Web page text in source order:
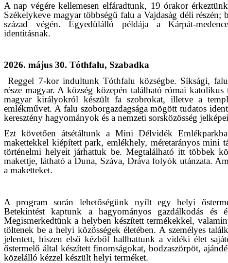
A nap végére kellemesen elfáradtunk, 19 órakor
Székelykeve magyar többségű falu a Vajdaság déli
század végén. Egyedülálló példája a Kárpát-
identitásnak.
2026. május 30. Tóthfalu, Szabadka
Reggel 7-kor indultunk Tóthfalu községbe. Síksági,
része magyar. A község közepén található római
magyar királyokról készült fa szobrokat, illetve a
emlékművet. A falu szoborgazdagsága mögött tudatos
keresztény hagyományok és a nemzeti sorsközösség
Ezt követően átsétáltunk a Mini Délvidék
makettekkel kiépített park, emlékhely, méretarányos
történelmi helyeit járhattuk be. Megtalálható itt többek
makettje, látható a Duna, Száva, Dráva folyók utánzata.
a maketteket.
A program során lehetőségünk nyílt egy helyi
Betekintést kaptunk a hagyományos gazdálkodás és
Megismerkedtünk a helyben készített termékekkel,
töltenek be a helyi közösségek életében. A személyes
jelentett, hiszen első kézből hallhattunk a vidéki élet
őstermelő által készített finomságokat, bodzaszörpöt,
közelálló kézzel készült helyi terméket.